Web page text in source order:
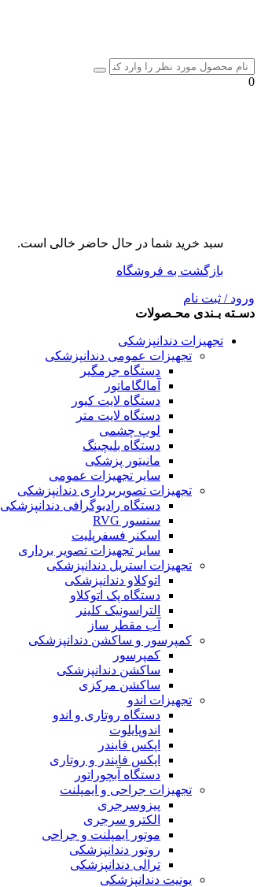
0
سبد خرید شما در حال حاضر خالی است.
بازگشت به فروشگاه
ورود / ثبت نام
دسـته بـندی محـصولات
تجهیزات دندانپزشکی
تجهیزات عمومی دندانپزشکی
دستگاه جرمگیر
آمالگاماتور
دستگاه لایت کیور
دستگاه لایت متر
لوپ چشمی
دستگاه بلیچینگ
مانیتور پزشکی
سایر تجهیزات عمومی
تجهیزات تصویربرداری دندانپزشکی
دستگاه رادیوگرافی دندانپزشکی
سنسور RVG
اسکنر فسفرپلیت
سایر تجهیزات تصویر برداری
تجهیزات استریل دندانپزشکی
اتوکلاو دندانپزشکی
دستگاه پک اتوکلاو
التراسونیک کلینر
آب مقطر ساز
کمپرسور و ساکشن دندانپزشکی
کمپرسور
ساکشن دندانپزشکی
ساکشن مرکزی
تجهیزات اندو
دستگاه روتاری و اندو
اندوپایلوت
اپکس فایندر
اپکس فایندر و روتاری
دستگاه آبچوراتور
تجهیزات جراحی و ایمپلنت
پیزوسرجری
الکترو سرجری
موتور ایمپلنت و جراحی
روتور دندانپزشکی
ترالی دندانپزشکی
یونیت دندانپزشکی